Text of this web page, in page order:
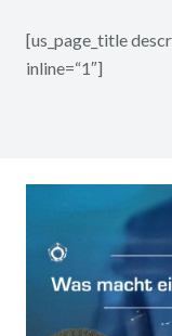
[us_page_title
inline=“1″]